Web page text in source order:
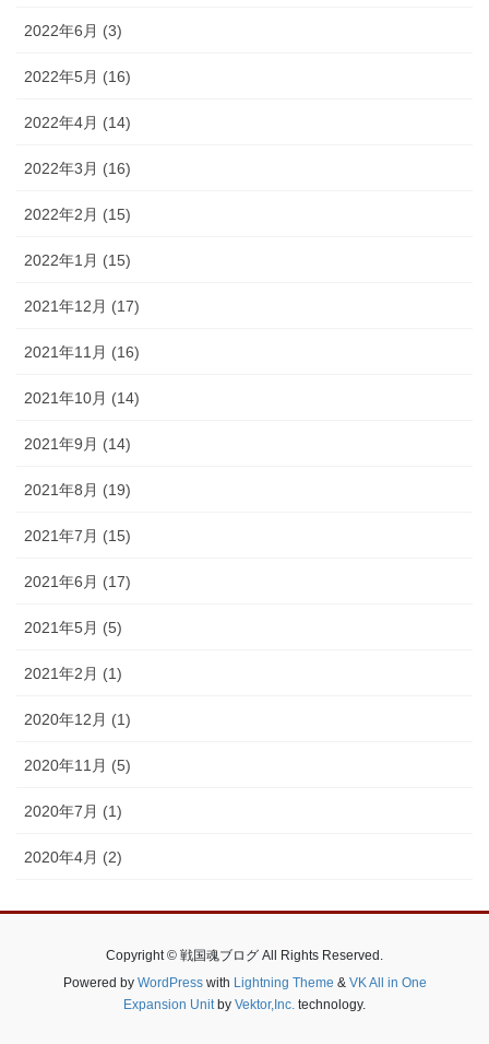
2022年6月 (3)
2022年5月 (16)
2022年4月 (14)
2022年3月 (16)
2022年2月 (15)
2022年1月 (15)
2021年12月 (17)
2021年11月 (16)
2021年10月 (14)
2021年9月 (14)
2021年8月 (19)
2021年7月 (15)
2021年6月 (17)
2021年5月 (5)
2021年2月 (1)
2020年12月 (1)
2020年11月 (5)
2020年7月 (1)
2020年4月 (2)
Copyright © 戦国魂ブログ All Rights Reserved.
Powered by WordPresswith Lightning Theme & VK All in One
Expansion Unitby Vektor,Inc. technology.